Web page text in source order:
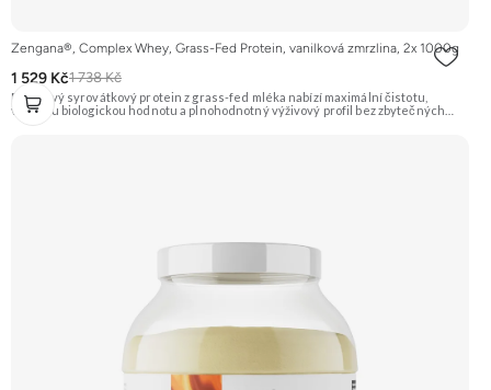
Zengana®, Complex Whey, Grass-Fed Protein, vanilková zmrzlina, 2x 1000g
1 529 Kč1 738 Kč
Prémiový syrovátkový protein z grass-fed mléka nabízí maximální čistotu,
vysokou biologickou hodnotu a plnohodnotný výživový profil bez zbytečných